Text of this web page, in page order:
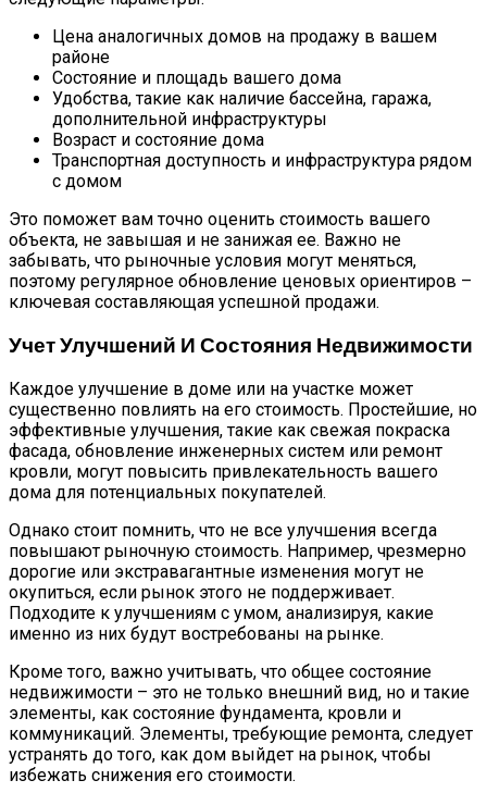
Цена аналогичных домов на продажу в вашем
районе
Состояние и площадь вашего дома
Удобства, такие как наличие бассейна, гаража,
дополнительной инфраструктуры
Возраст и состояние дома
Транспортная доступность и инфраструктура рядом
с домом
Это поможет вам точно оценить стоимость вашего
объекта, не завышая и не занижая ее. Важно не
забывать, что рыночные условия могут меняться,
поэтому регулярное обновление ценовых ориентиров –
ключевая составляющая успешной продажи.
Учет Улучшений И Состояния Недвижимости
Каждое улучшение в доме или на участке может
существенно повлиять на его стоимость. Простейшие, но
эффективные улучшения, такие как свежая покраска
фасада, обновление инженерных систем или ремонт
кровли, могут повысить привлекательность вашего
дома для потенциальных покупателей.
Однако стоит помнить, что не все улучшения всегда
повышают рыночную стоимость. Например, чрезмерно
дорогие или экстравагантные изменения могут не
окупиться, если рынок этого не поддерживает.
Подходите к улучшениям с умом, анализируя, какие
именно из них будут востребованы на рынке.
Кроме того, важно учитывать, что общее состояние
недвижимости – это не только внешний вид, но и такие
элементы, как состояние фундамента, кровли и
коммуникаций. Элементы, требующие ремонта, следует
устранять до того, как дом выйдет на рынок, чтобы
избежать снижения его стоимости.